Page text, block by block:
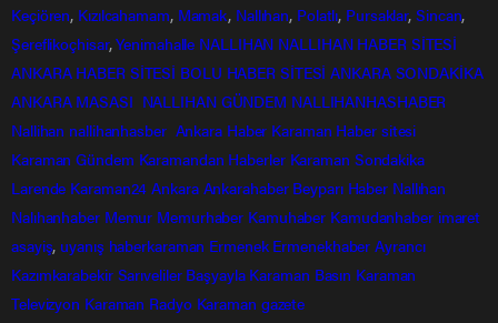
Keçiören, Kızılcahamam, Mamak, Nallıhan, Polatlı, Pursaklar,Sincan,
Şereflikoçhisar,Yenimahalle NALLIHAN NALLIHAN HABER SİTESİ
ANKARA HABER SİTESİ BOLU HABER SİTESİ ANKARA SONDAKİKA
ANKARA MASASI NALLIHAN GÜNDEM NALLIHANHASHABER
Nallihan nallihanhasber Ankara Haber Karaman Haber sitesi
Karaman Gündem Karamandan Haberler Karaman Sondakika
Larende Karaman24 Ankara Ankarahaber Beyparı Haber Nallıhan
Nalıhanhaber Memur Memurhaber Kamuhaber Kamudanhaber imaret
asayiş, uyanış haberkaraman Ermenek Ermenekhaber Ayrancı
Kazımkarabekir Sarıveliler Başyayla Karaman Basın Karaman
Televizyon Karaman Radyo Karaman gazete